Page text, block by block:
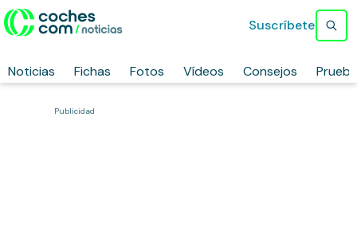
Noticias Fichas Fotos Vídeos Consejos
Suscríbete
Publicidad